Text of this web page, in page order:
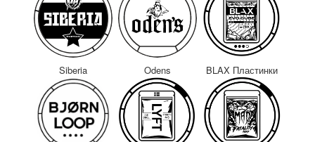
Siberia Odens BLAX Пластинки